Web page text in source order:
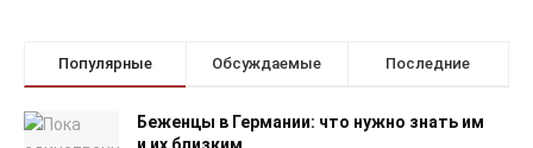
Популярные Обсуждаемые Последние
Беженцы в Германии: что нужно знать им